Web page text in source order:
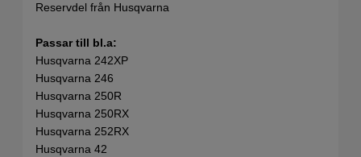
Reservdel från Husqvarna
Passar till bl.a:
Husqvarna 242XP
Husqvarna 246
Husqvarna 250R
Husqvarna 250RX
Husqvarna 252RX
Husqvarna 42